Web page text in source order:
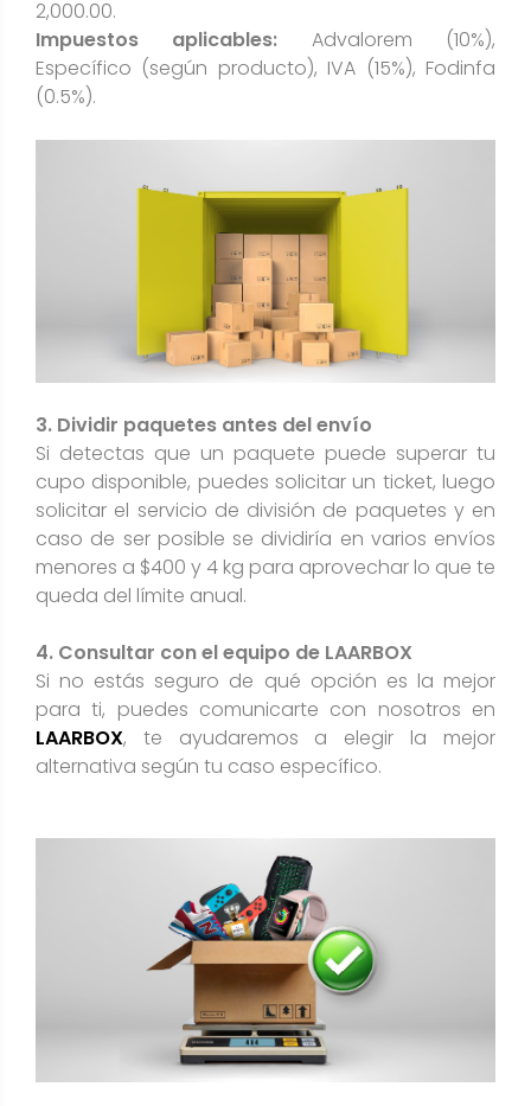
2,000.00.
Impuestos aplicables: Advalorem (10%),
Específico (según producto), IVA (15%), Fodinfa
(0.5%).
3. Dividir paquetes antes del envío
Si detectas que un paquete puede superar tu
cupo disponible, puedes solicitar un ticket, luego
solicitar el servicio de división de paquetes y en
caso de ser posible se dividiría en varios envíos
menores a $400 y 4 kg para aprovechar lo que te
queda del límite anual.
4. Consultar con el equipo de LAARBOX
Si no estás seguro de qué opción es la mejor
para ti, puedes comunicarte con nosotros en
LAARBOX, te ayudaremos a elegir la mejor
alternativa según tu caso específico.